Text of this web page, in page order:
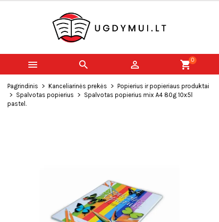
   shopping_cart0
Pagrindinis Kanceliarinės prekės
Popierius ir popieriaus produktai
Spalvotas popierius
Spalvotas popierius mix A4 80g 10x5l
pastel.